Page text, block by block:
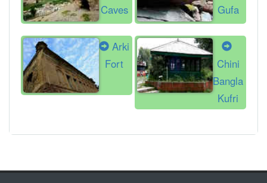
Caves
Gufa
Arki
Fort
Chini
Bangla
Kufri